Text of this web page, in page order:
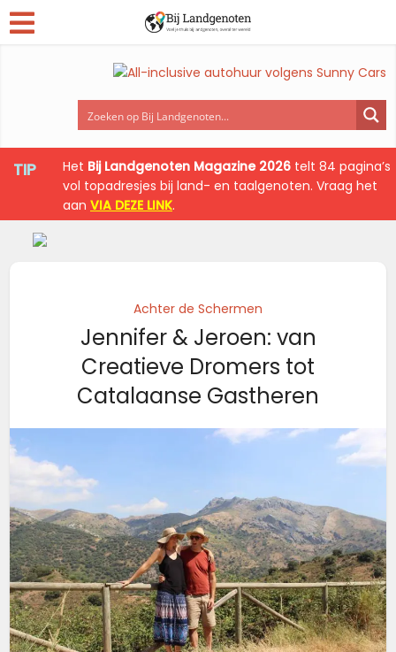
TIP Het Bij Landgenoten Magazine 2026 telt 84 pagina’s
vol topadresjes bij land- en taalgenoten. Vraag het
aan VIA DEZE LINK.
Achter de Schermen
Jennifer & Jeroen: van
Creatieve Dromers tot
Catalaanse Gastheren